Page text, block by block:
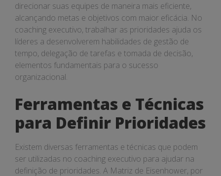
direcionar suas equipes de maneira mais eficiente,
alcançando metas e objetivos com maior eficácia. No
coaching executivo, trabalhar as prioridades ajuda os
líderes a desenvolverem habilidades de gestão de
tempo, delegação de tarefas e tomada de decisão,
elementos fundamentais para o sucesso
organizacional.
Ferramentas e Técnicas
para Definir Prioridades
Existem diversas ferramentas e técnicas que podem
ser utilizadas no coaching executivo para ajudar na
definição de prioridades. A Matriz de Eisenhower, por